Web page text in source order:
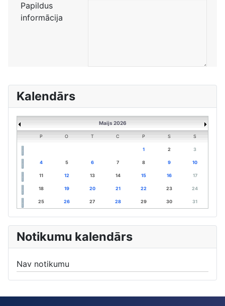
Papildus
informācija
Kalendārs
Maijs 2026
P O T C P S S
1 2 3
4 5 6 7 8 9 10
11 12 13 14 15 16 17
18 19 20 21 22 23 24
25 26 27 28 29 30 31
Notikumu kalendārs
Nav notikumu